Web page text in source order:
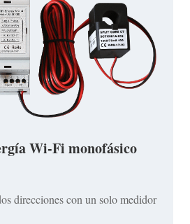
Wi-Fi monofásico
direcciones con un solo medidor